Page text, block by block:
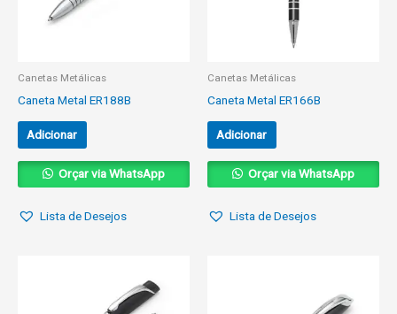
Canetas Metálicas
Caneta Metal ER188B
Adicionar
Orçar via WhatsApp
Lista de Desejos
Canetas Metálicas
Caneta Metal ER166B
Adicionar
Orçar via WhatsApp
Lista de Desejos